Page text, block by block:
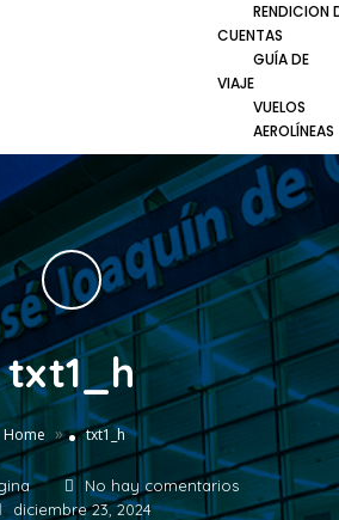
RENDICION
CUENTAS
GUÍA DE
VIAJE
VUELOS
AEROLÍNEAS
txt1_h
Home » txt1_h
No hay comentarios
diciembre 23, 2024